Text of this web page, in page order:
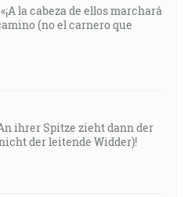
la cabeza de ellos marchará
(no el carnero que
ihrer Spitze zieht dann der
der leitende Widder)!